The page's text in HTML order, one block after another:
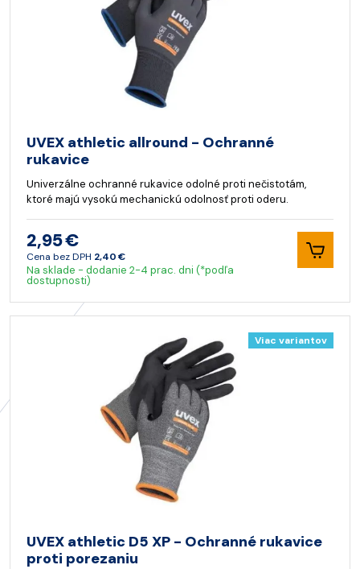
UVEX athletic allround - Ochranné
rukavice
Univerzálne ochranné rukavice odolné proti nečistotám,
ktoré majú vysokú mechanickú odolnosť proti oderu.
2,95 €
Cena bez DPH 2,40 €
Na sklade - dodanie 2-4 prac. dni (*podľa
dostupnosti)
Viac variantov
UVEX athletic D5 XP - Ochranné rukavice
proti porezaniu